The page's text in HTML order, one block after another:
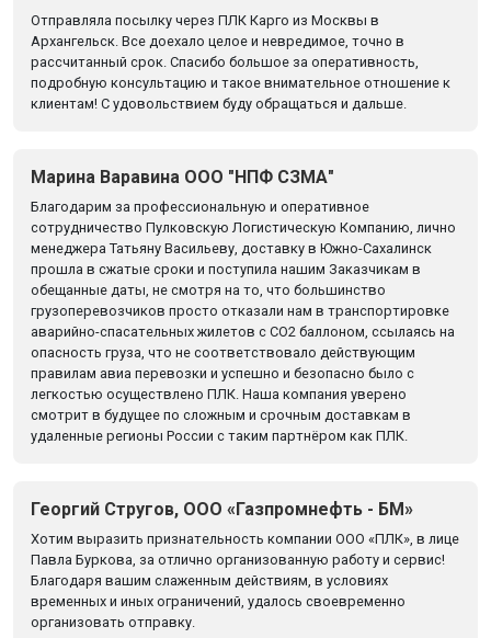
Отправляла посылку через ПЛК Карго из Москвы в
Архангельск. Все доехало целое и невредимое, точно в
рассчитанный срок. Спасибо большое за оперативность,
подробную консультацию и такое внимательное отношение к
клиентам! С удовольствием буду обращаться и дальше.
Марина Варавина ООО "НПФ СЗМА"
Благодарим за профессиональную и оперативное
сотрудничество Пулковскую Логистическую Компанию, лично
менеджера Татьяну Васильеву, доставку в Южно-Сахалинск
прошла в сжатые сроки и поступила нашим Заказчикам в
обещанные даты, не смотря на то, что большинство
грузоперевозчиков просто отказали нам в транспортировке
аварийно-спасательных жилетов с CO2 баллоном, ссылаясь на
опасность груза, что не соответствовало действующим
правилам авиа перевозки и успешно и безопасно было с
легкостью осуществлено ПЛК. Наша компания уверено
смотрит в будущее по сложным и срочным доставкам в
удаленные регионы России с таким партнёром как ПЛК.
Георгий Стругов, ООО «Газпромнефть - БМ»
Хотим выразить признательность компании ООО «ПЛК», в лице
Павла Буркова, за отлично организованную работу и сервис!
Благодаря вашим слаженным действиям, в условиях
временных и иных ограничений, удалось своевременно
организовать отправку.